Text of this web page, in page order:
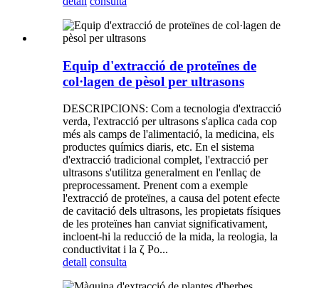
Equip d'extracció de proteïnes de
col·lagen de pèsol per ultrasons
DESCRIPCIONS: Com a tecnologia d'extracció
verda, l'extracció per ultrasons s'aplica cada cop
més als camps de l'alimentació, la medicina, els
productes químics diaris, etc. En el sistema
d'extracció tradicional complet, l'extracció per
ultrasons s'utilitza generalment en l'enllaç de
preprocessament. Prenent com a exemple
l'extracció de proteïnes, a causa del potent efecte
de cavitació dels ultrasons, les propietats físiques
de les proteïnes han canviat significativament,
incloent-hi la reducció de la mida, la reologia, la
conductivitat i la ζ Po...
detall consulta